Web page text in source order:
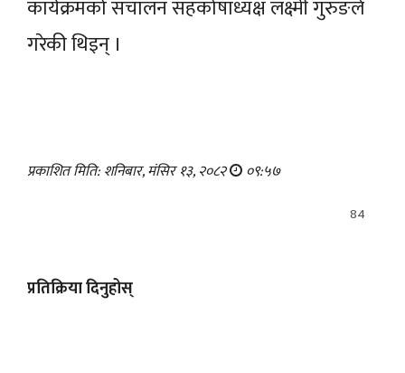
कार्यक्रमको संचालन सहकोषाध्यक्ष लक्ष्मी गुरुङले
गरेकी थिइन् ।
प्रकाशित मिति: शनिबार, मंसिर १३, २०८२ ०९:५७
84
प्रतिक्रिया दिनुहोस्